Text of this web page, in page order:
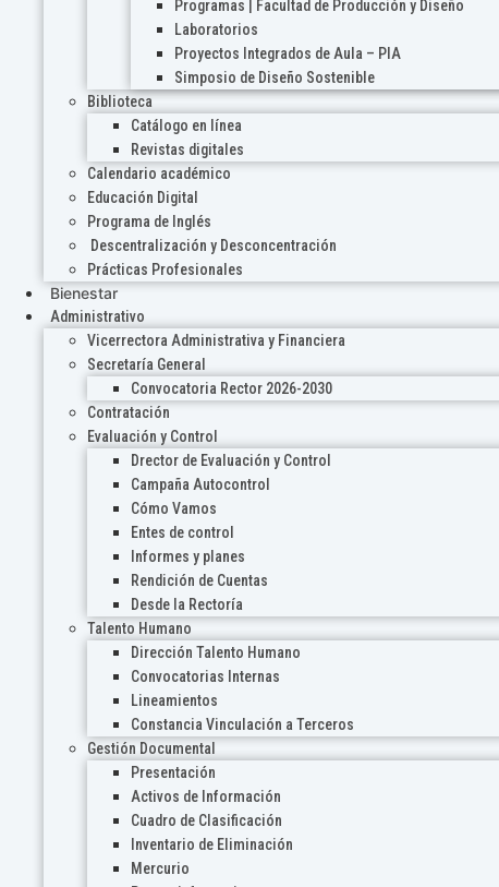
Programas | Facultad de Producción y Diseño
Laboratorios
Proyectos Integrados de Aula – PIA
Simposio de Diseño Sostenible
Biblioteca
Catálogo en línea
Revistas digitales
Calendario académico
Educación Digital
Programa de Inglés
Descentralización y Desconcentración
Prácticas Profesionales
Bienestar
Administrativo
Vicerrectora Administrativa y Financiera
Secretaría General
Convocatoria Rector 2026-2030
Contratación
Evaluación y Control
Drector de Evaluación y Control
Campaña Autocontrol
Cómo Vamos
Entes de control
Informes y planes
Rendición de Cuentas
Desde la Rectoría
Talento Humano
Dirección Talento Humano
Convocatorias Internas
Lineamientos
Constancia Vinculación a Terceros
Gestión Documental
Presentación
Activos de Información
Cuadro de Clasificación
Inventario de Eliminación
Mercurio